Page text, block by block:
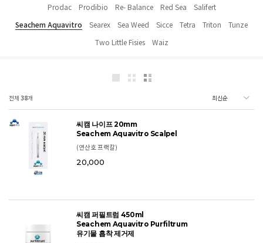
Prodac
Prodibio Re- Balance Red Sea
Salifert
Seachem Aquavitro
Searex Sea Weed Sicce Tetra Triton
Tunze
Two Little Fisies
Waiz
전체 38개
씨캠 나이프 20mm
Seachem Aquavitro Scalpel
(연산호 프랙칼)
20,000
씨캠 퍼필트럼 450ml
Seachem Aquavitro Purfiltrum
유기물 흡착 제거제